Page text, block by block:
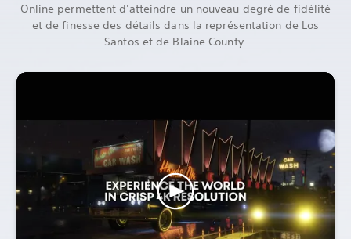
Online permettent d'atteindre un nouveau degré de fidélité
et de finesse des détails dans la représentation de Los
Santos et de Blaine County.